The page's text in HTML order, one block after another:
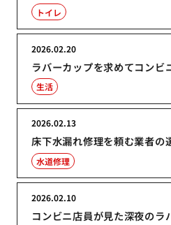
トイレ
ラバーカップを求めてコンビ
2026.02.20
生活
床下水漏れ修理を頼む業者の
2026.02.13
水道修理
コンビニ店員が見た深夜のラ
2026.02.10